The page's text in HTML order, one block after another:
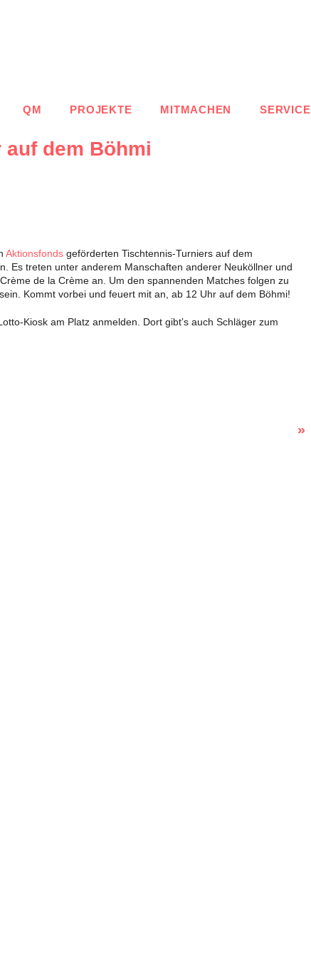
QM PROJEKTE MITMACHEN SERVICE
dem Böhmi
Aktionsfonds geförderten Tischtennis-Turniers auf dem
Es treten unter anderem Manschaften anderer Neuköllner und
de la Crème an. Um den spannenden Matches folgen zu
Kommt vorbei und feuert mit an, ab 12 Uhr auf dem Böhmi!
Kiosk am Platz anmelden. Dort gibt’s auch Schläger zum